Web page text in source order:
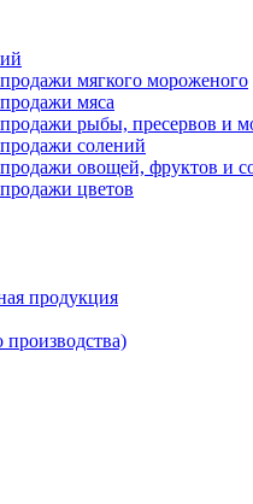
мягкого мороженого
мяса
рыбы, пресервов и
солений
овощей, фруктов и
цветов
продукция